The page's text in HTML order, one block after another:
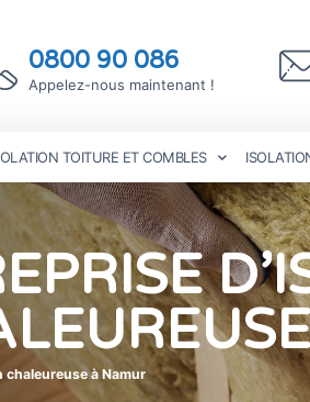
0800 90 086
Appelez-nous maintenant !
TOITURE ET COMBLES
à Namur